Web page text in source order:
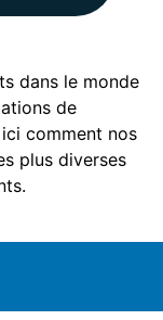
dans le monde
de
comment nos
plus diverses